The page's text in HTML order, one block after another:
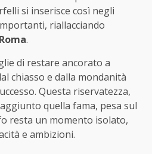
si inserisce così negli
riallacciando
Roma.
di restare ancorato a
chiasso e dalla mondanità
Questa riservatezza,
quella fama, pesa sul
resta un momento isolato,
e ambizioni.